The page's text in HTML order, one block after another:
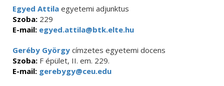
Egyed Attila egyetemi adjunktus
Szoba: 229
E-mail: egyed.attila@btk.elte.hu
Geréby György címzetes egyetemi docens
Szoba: F épület, II. em. 229.
E-mail: gerebygy@ceu.edu